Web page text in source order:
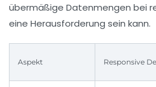
übermäßige Datenmengen bei
eine Herausforderung sein kann.
Aspekt Responsive